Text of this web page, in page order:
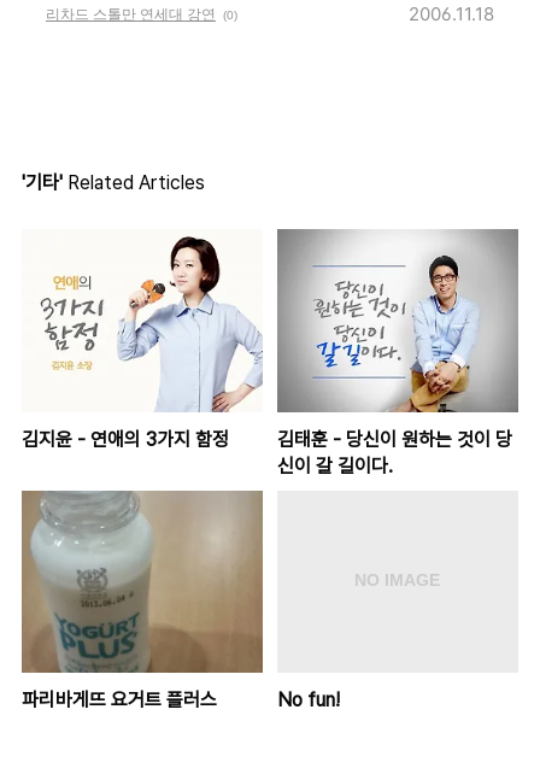
리차드 스톨만 연세대 강연 (0) 2006.11.18
'기타' Related Articles
김지윤 - 연애의 3가지 함정
김태훈 - 당신이 원하는 것이 당
신이 갈 길이다.
파리바게뜨 요거트 플러스 No fun!